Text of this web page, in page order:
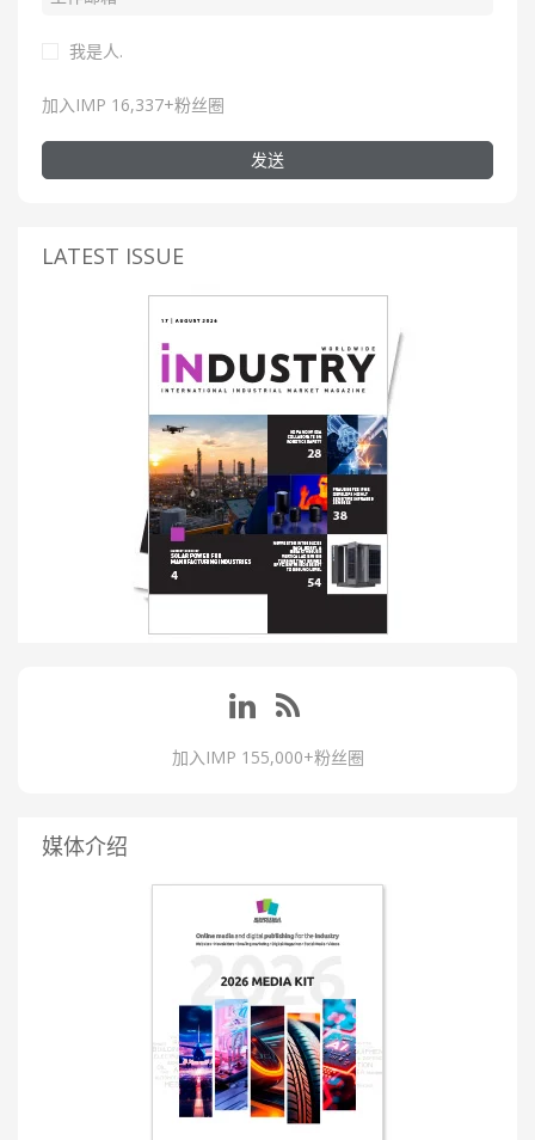
我是人.
加入IMP 16,337+粉丝圈
发送
LATEST ISSUE
加入IMP 155,000+粉丝圈
媒体介绍